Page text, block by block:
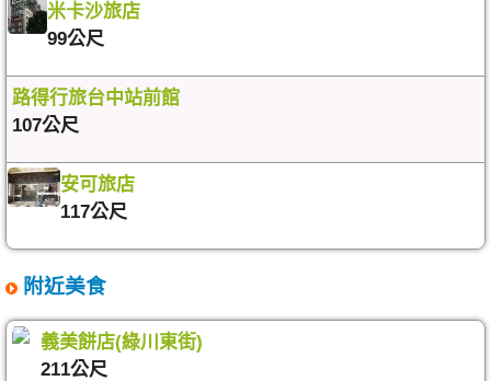
米卡沙旅店
99公尺
路得行旅台中站前館
107公尺
安可旅店
117公尺
附近美食
義美餅店(綠川東街)
211公尺